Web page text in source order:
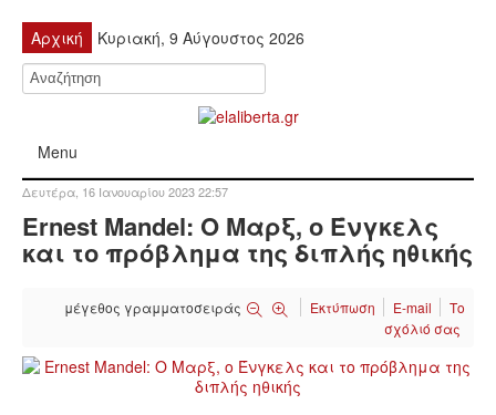
Αρχική Κυριακή, 9 Αύγουστος 2026
Menu
ΚΙΝΗΤΟΠΟΙΉΣΕΙΣ
ΕΙΔΉΣΕΙΣ
ΑΝΑΚΟΙΝΏΣΕΙΣ
Δευτέρα, 16 Ιανουαρίου 2023 22:57
Ernest Mandel: Ο Μαρξ, ο Ένγκελς
και το πρόβλημα της διπλής ηθικής
μέγεθος γραμματοσειράς Εκτύπωση E-mail
Το
σχόλιό σας